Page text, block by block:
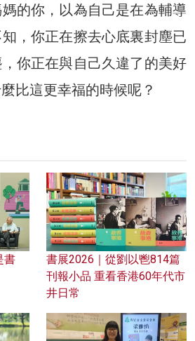
的你，以為自己是在為輔導
，你正在擦去心底裏封塵已
你正在與自己久違了的美好
比這更幸福的時候呢？
書
書展2026｜從劉以鬯814篇
刊報小品 重看香港60年代市
井日常